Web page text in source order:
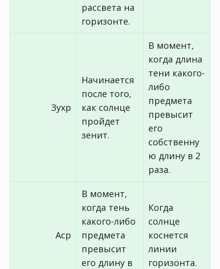
рассвета на
горизонте.
Зухр
Начинается
после того,
как солнце
пройдет
зенит.
В момент,
когда длина
тени какого-
либо
предмета
превысит
его
собственну
ю длину в 2
раза.
Аср
В момент,
когда тень
какого-либо
предмета
превысит
его длину в
Когда
солнце
коснется
линии
горизонта.